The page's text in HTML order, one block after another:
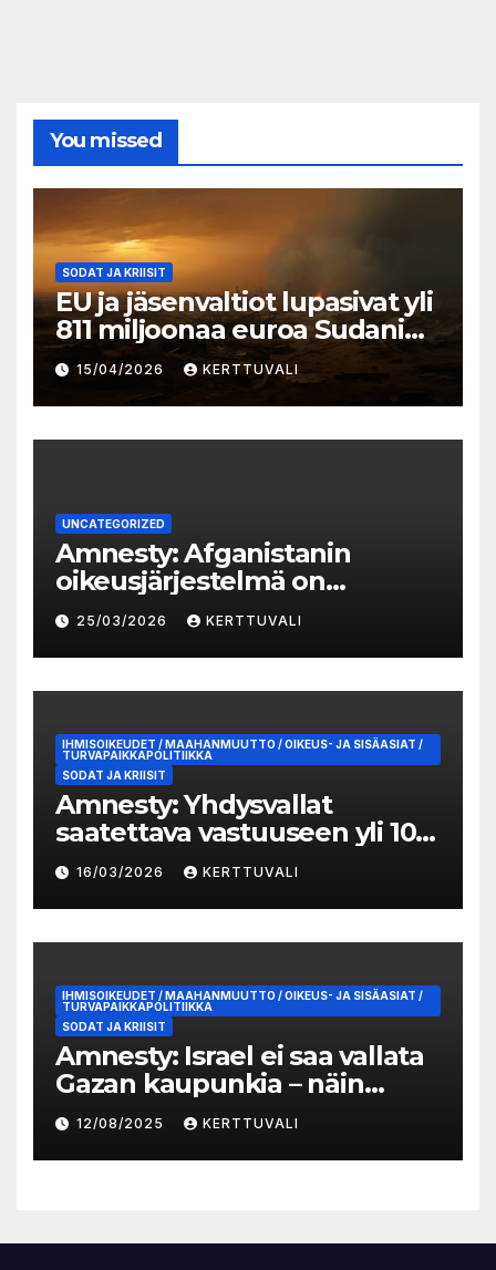
You missed
SODAT JA KRIISIT
EU ja jäsenvaltiot lupasivat yli
811 miljoonaa euroa Sudanin
kriisiin vastaamiseksi
15/04/2026 KERTTUVALI
UNCATEGORIZED
Amnesty: Afganistanin
oikeusjärjestelmä on
romahtanut Talibanin
valtaannousun jälkeen
25/03/2026 KERTTUVALI
IHMISOIKEUDET / MAAHANMUUTTO / OIKEUS- JA SISÄASIAT /
TURVAPAIKKAPOLITIIKKA
SODAT JA KRIISIT
Amnesty: Yhdysvallat
saatettava vastuuseen yli 100
lasta tappaneesta
kouluiskusta Iranissa
16/03/2026 KERTTUVALI
IHMISOIKEUDET / MAAHANMUUTTO / OIKEUS- JA SISÄASIAT /
TURVAPAIKKAPOLITIIKKA
SODAT JA KRIISIT
Amnesty: Israel ei saa vallata
Gazan kaupunkia – näin
Suomen täytyy toimia
12/08/2025 KERTTUVALI